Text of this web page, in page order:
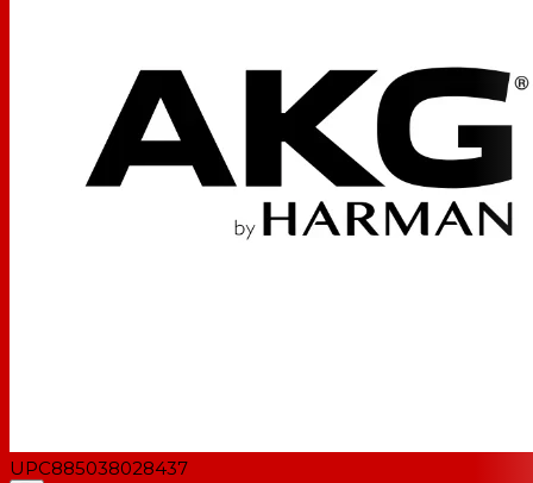
UPC885038028437